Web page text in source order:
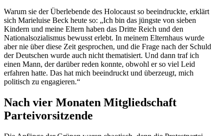
Warum sie der Überlebende des Holocaust so beeindruckte, erklärt
sich Marieluise Beck heute so: „Ich bin das jüngste von sieben
Kindern und meine Eltern haben das Dritte Reich und den
Nationalsozialismus bewusst erlebt. In meinem Elternhaus wurde
aber nie über diese Zeit gesprochen, und die Frage nach der Schuld
der Deutschen wurde auch nicht thematisiert. Und dann traf ich
einen Mann, der darüber reden konnte, obwohl er so viel Leid
erfahren hatte. Das hat mich beeindruckt und überzeugt, mich
politisch zu engagieren.“
Nach vier Monaten Mitgliedschaft
Parteivorsitzende